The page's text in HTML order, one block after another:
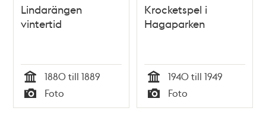
Lindarängen
vintertid
Tid
1880 till 1889
Typ
Foto
Krocketspel i
Hagaparken
Tid
1940 till 1949
Typ
Foto